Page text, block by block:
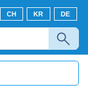
CH KR DE